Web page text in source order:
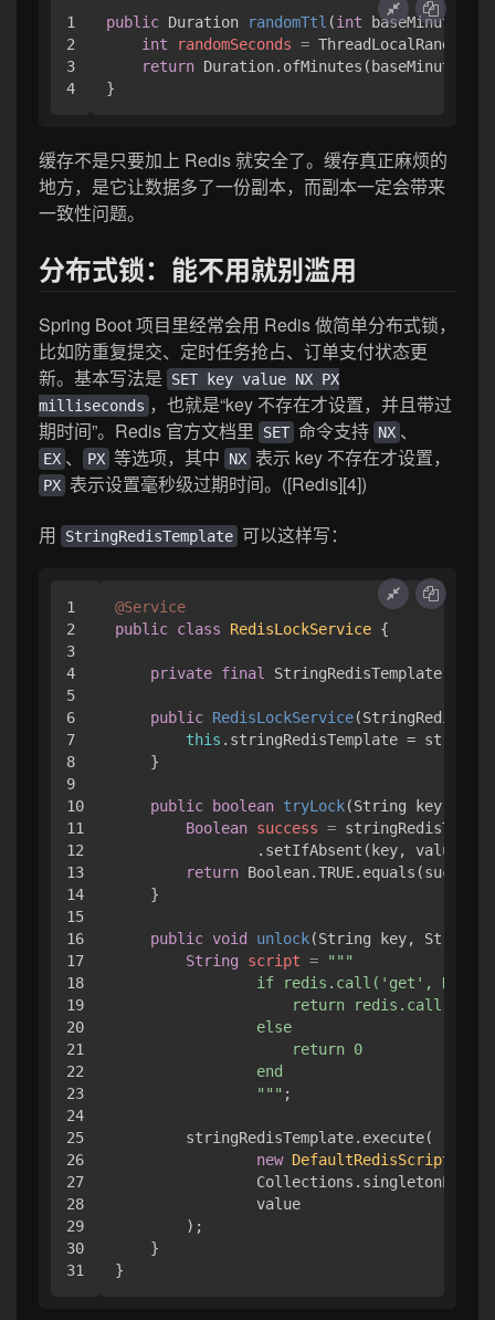
1
2
3
public Duration randomTtl (int baseMinutes)
int
randomSeconds =
return
缓存不是只要加上 Redis 就安全了。缓存真正麻烦的
地方，是它让数据多了一份副本，而副本一定会带来
一致性问题。
分布式锁：能不用就别滥用
Spring Boot 项目里经常会用 Redis 做简单分布式锁，
比如防重复提交、定时任务抢占、订单支付状态更
新。基本写法是
SET key value NX PX
milliseconds ，也就是“key 不存在才设置，并且带过
期时间”。Redis 官方文档里
SET 命令支持 NX 、
EX 、 PX 等选项，其中 NX 表示 key 不存在才设置，
PX 表示设置毫秒级过期时间。([Redis][4])
用 StringRedisTemplate 可以这样写：
1
2
3
4
5
6
7
8
9
10
11
12
13
14
15
16
17
18
19
20
21
22
23
24
25
26
27
28
29
30
@Service
public class RedisLockService {
private final StringRedisTemplate
public RedisLockService
this .stringRedisTemplate =
    }
public boolean tryLock(String key,
Boolean success =
.setIfAbsent(key, value,
return
    }
public void unlock(String key, String
String
script =
"""
if redis.call('get',
return
                else
                    return 0
                end
                """
;
        stringRedisTemplate.execute(
new DefaultRedisScript
                value
        );
    }